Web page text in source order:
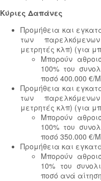
Κύριες Δαπάνες
Προμήθεια και
των
μετρητές κλπ) (για
Μπορούν
100% του
ποσό 400.000 €/
Προμήθεια και
των
μετρητές κλπ) (για
Mπορούν
100% του
ποσό 350.000 €/
Προμήθεια και
Μπορούν
10% του
ποσό ανά